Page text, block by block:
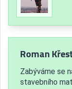
Roman
Zabýváme se
stavebního